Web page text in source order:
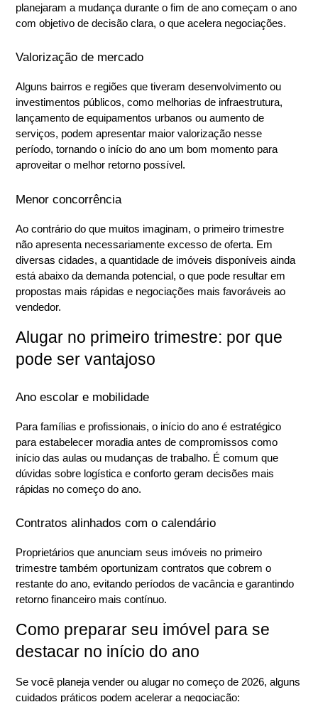
planejaram a mudança durante o fim de ano começam o ano
com objetivo de decisão clara, o que acelera negociações.
Valorização de mercado
Alguns bairros e regiões que tiveram desenvolvimento ou
investimentos públicos, como melhorias de infraestrutura,
lançamento de equipamentos urbanos ou aumento de
serviços, podem apresentar maior valorização nesse
período, tornando o início do ano um bom momento para
aproveitar o melhor retorno possível.
Menor concorrência
Ao contrário do que muitos imaginam, o primeiro trimestre
não apresenta necessariamente excesso de oferta. Em
diversas cidades, a quantidade de imóveis disponíveis ainda
está abaixo da demanda potencial, o que pode resultar em
propostas mais rápidas e negociações mais favoráveis ao
vendedor.
Alugar no primeiro trimestre: por que
pode ser vantajoso
Ano escolar e mobilidade
Para famílias e profissionais, o início do ano é estratégico
para estabelecer moradia antes de compromissos como
início das aulas ou mudanças de trabalho. É comum que
dúvidas sobre logística e conforto geram decisões mais
rápidas no começo do ano.
Contratos alinhados com o calendário
Proprietários que anunciam seus imóveis no primeiro
trimestre também oportunizam contratos que cobrem o
restante do ano, evitando períodos de vacância e garantindo
retorno financeiro mais contínuo.
Como preparar seu imóvel para se
destacar no início do ano
Se você planeja vender ou alugar no começo de 2026, alguns
cuidados práticos podem acelerar a negociação: